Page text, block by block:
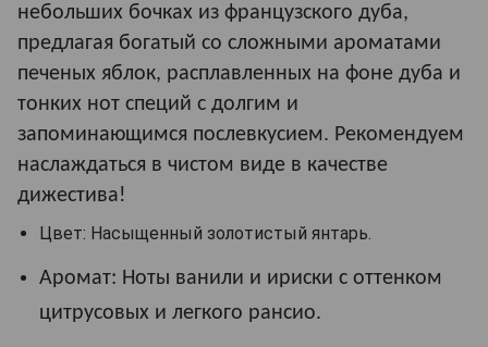
небольших бочках из французского дуба,
предлагая богатый со сложными ароматами
печеных яблок, расплавленных на фоне дуба и
тонких нот специй с долгим и
запоминающимся послевкусием. Рекомендуем
наслаждаться в чистом виде в качестве
дижестива!
Цвет: Насыщенный золотистый янтарь.
Аромат: Ноты ванили и ириски с оттенком
цитрусовых и легкого рансио.